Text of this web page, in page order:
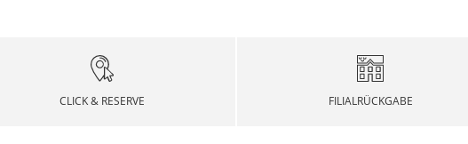
CLICK & RESERVE FILIALRÜCKGABE